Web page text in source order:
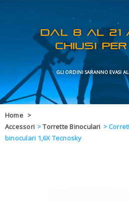
PRODOTTI
LEARN & FUN
MARCHI
OFFERTE
BLOG
DAL
Home >
Accessori >Torrette Binoculari >
binoculari 1,6X Tecnosky